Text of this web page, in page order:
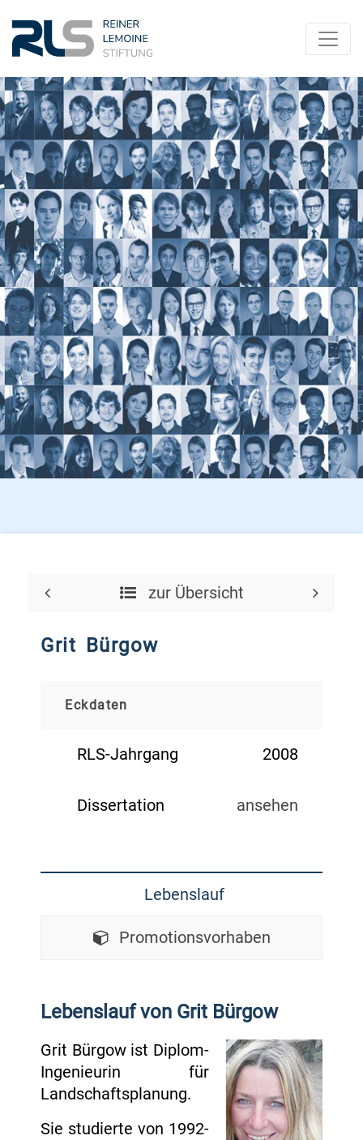
zur Übersicht
Grit Bürgow
Eckdaten
RLS-Jahrgang 2008
Dissertation ansehen
Lebenslauf
Promotionsvorhaben
Lebenslauf von Grit Bürgow
Grit Bürgow ist Diplom-
Ingenieurin für
Landschaftsplanung.
Sie studierte von 1992-